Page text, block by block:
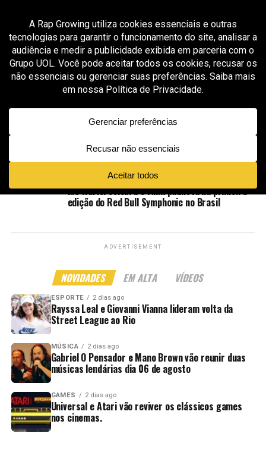
All posts tagged "funk consciente"
MÚSICA 2 meses ago
MC Hariel revisita clássico do Charlie Brown Jr.
em nova versão de “Dias de Luta, Dias de
Glória”
MÚSICA 2 meses ago
parceria com TOKIODK
2 meses ago
MC Hariel celebra o funk paulista na primeira
edição do Red Bull Symphonic no Brasil
ADVERTISEMENT
NOVIDADES EM ALTA VÍDEOS
ESPORTE 2 dias ago
Rayssa Leal e Giovanni Vianna lideram volta da
Street League ao Rio
MÚSICA 2 dias ago
Gabriel O Pensador e Mano Brown vão reunir duas
músicas lendárias dia 06 de agosto
GAMES 2 dias ago
Universal e Atari vão reviver os clássicos games
nos cinemas.